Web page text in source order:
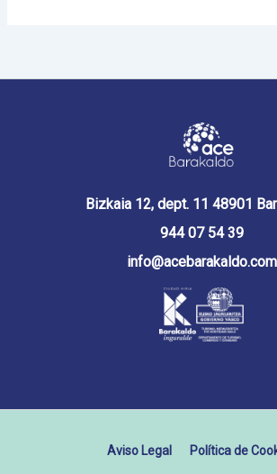
Bizkaia 12, dept. 11 48901
944 07 54 39
info@acebarakaldo.com
Aviso Legal Política de